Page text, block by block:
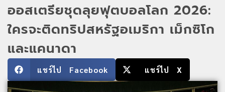
ออสเตรียชุดลุยฟุตบอลโลก 2026:
ใครจะติดทริปสหรัฐอเมริกา เม็กซิโก
และแคนาดา
แชร์ไป Facebook แชร์ไป X